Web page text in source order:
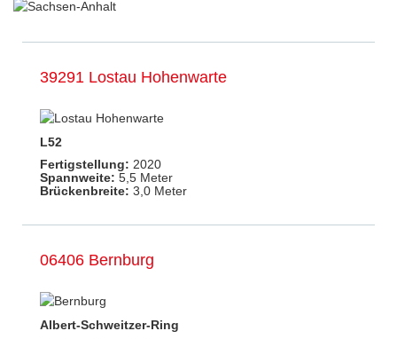
39291 Lostau Hohenwarte
L52
Fertigstellung: 2020
Spannweite: 5,5 Meter
Brückenbreite: 3,0 Meter
06406 Bernburg
Albert-Schweitzer-Ring